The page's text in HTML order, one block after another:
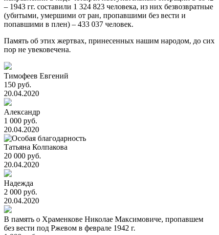
– 1943 гг. составили 1 324 823 человека, из них безвозвратные
(убитыми, умершими от ран, пропавшими без вести и
попавшими в плен) – 433 037 человек.
Память об этих жертвах, принесенных нашим народом, до сих
пор не увековечена.
Тимофеев Евгений
150 руб.
20.04.2020
Александр
1 000 руб.
20.04.2020
Татьяна Колпакова
20 000 руб.
20.04.2020
Надежда
2 000 руб.
20.04.2020
В память о Храменкове Николае Максимовиче, пропавшем
без вести под Ржевом в феврале 1942 г.